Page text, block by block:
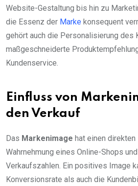
Website-Gestaltung bis hin zu
die Essenz der Marke konsequent
gehört auch die Personalisierung des
maßgeschneiderte
Kundenservice.
Einfluss von
den Verkauf
Das Markenimage hat einen
Wahrnehmung eines Online-Shops
Verkaufszahlen. Ein positives Image
Konversionsrate als auch die